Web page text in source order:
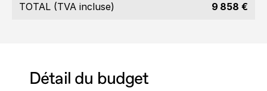
TOTAL (TVA incluse) 9 858 €
Détail du budget